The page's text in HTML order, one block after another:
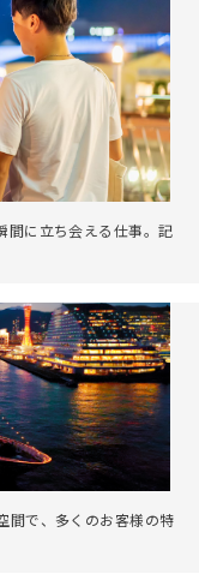
間に立ち会える仕事。記
間で、多くのお客様の特